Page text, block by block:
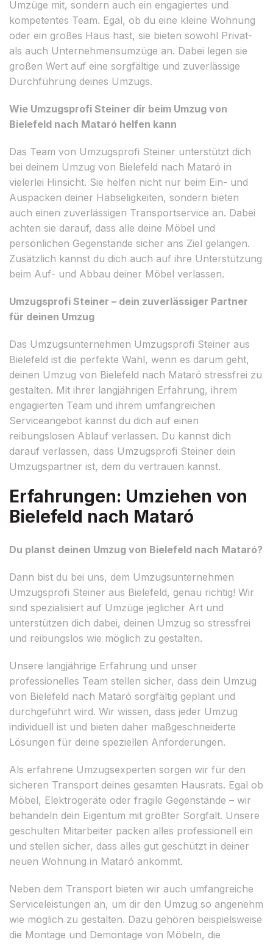
Umzüge mit, sondern auch ein engagiertes und
kompetentes Team. Egal, ob du eine kleine Wohnung
oder ein großes Haus hast, sie bieten sowohl Privat-
als auch Unternehmensumzüge an. Dabei legen sie
großen Wert auf eine sorgfältige und zuverlässige
Durchführung deines Umzugs.
Wie Umzugsprofi Steiner dir beim Umzug von
Bielefeld nach Mataró helfen kann
Das Team von Umzugsprofi Steiner unterstützt dich
bei deinem Umzug von Bielefeld nach Mataró in
vielerlei Hinsicht. Sie helfen nicht nur beim Ein- und
Auspacken deiner Habseligkeiten, sondern bieten
auch einen zuverlässigen Transportservice an. Dabei
achten sie darauf, dass alle deine Möbel und
persönlichen Gegenstände sicher ans Ziel gelangen.
Zusätzlich kannst du dich auch auf ihre Unterstützung
beim Auf- und Abbau deiner Möbel verlassen.
Umzugsprofi Steiner – dein zuverlässiger Partner
für deinen Umzug
Das Umzugsunternehmen Umzugsprofi Steiner aus
Bielefeld ist die perfekte Wahl, wenn es darum geht,
deinen Umzug von Bielefeld nach Mataró stressfrei zu
gestalten. Mit ihrer langjährigen Erfahrung, ihrem
engagierten Team und ihrem umfangreichen
Serviceangebot kannst du dich auf einen
reibungslosen Ablauf verlassen. Du kannst dich
darauf verlassen, dass Umzugsprofi Steiner dein
Umzugspartner ist, dem du vertrauen kannst.
Erfahrungen: Umziehen von
Bielefeld nach Mataró
Du planst deinen Umzug von Bielefeld nach Mataró?
Dann bist du bei uns, dem Umzugsunternehmen
Umzugsprofi Steiner aus Bielefeld, genau richtig! Wir
sind spezialisiert auf Umzüge jeglicher Art und
unterstützen dich dabei, deinen Umzug so stressfrei
und reibungslos wie möglich zu gestalten.
Unsere langjährige Erfahrung und unser
professionelles Team stellen sicher, dass dein Umzug
von Bielefeld nach Mataró sorgfältig geplant und
durchgeführt wird. Wir wissen, dass jeder Umzug
individuell ist und bieten daher maßgeschneiderte
Lösungen für deine speziellen Anforderungen.
Als erfahrene Umzugsexperten sorgen wir für den
sicheren Transport deines gesamten Hausrats. Egal ob
Möbel, Elektrogeräte oder fragile Gegenstände – wir
behandeln dein Eigentum mit größter Sorgfalt. Unsere
geschulten Mitarbeiter packen alles professionell ein
und stellen sicher, dass alles gut geschützt in deiner
neuen Wohnung in Mataró ankommt.
Neben dem Transport bieten wir auch umfangreiche
Serviceleistungen an, um dir den Umzug so angenehm
wie möglich zu gestalten. Dazu gehören beispielsweise
die Montage und Demontage von Möbeln, die